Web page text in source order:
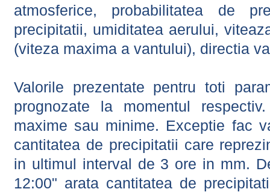
atmosferice, probabilitatea de
precipitatii, umiditatea aerului,
(viteza maxima a vantului), directia
Valorile prezentate pentru toti
prognozate la momentul
maxime sau minime. Exceptie fac
cantitatea de precipitatii care
in ultimul interval de 3 ore in mm.
12:00" arata cantitatea de